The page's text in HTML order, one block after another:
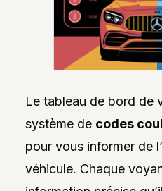
Le tableau de bord de
système de codes
pour vous informer de
véhicule. Chaque